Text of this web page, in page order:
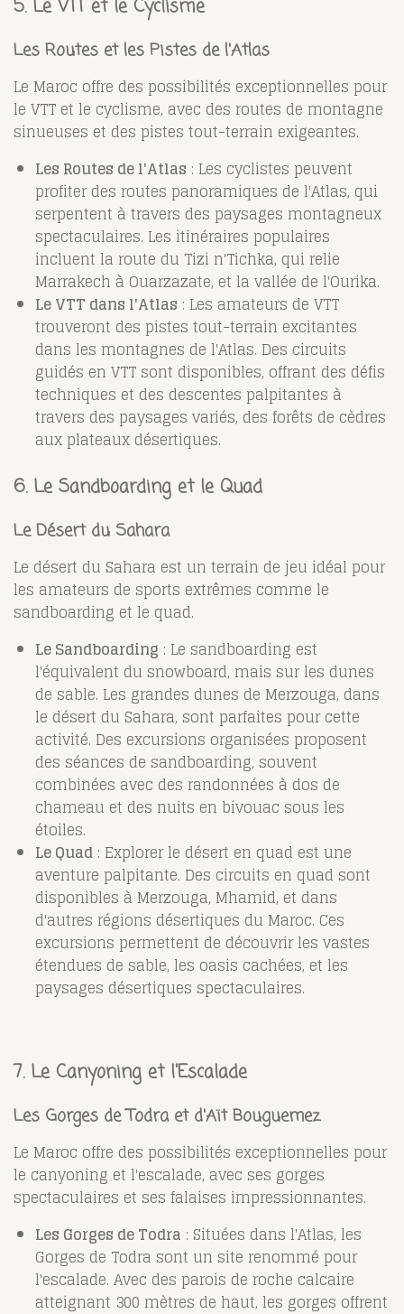
5. Le VTT et le Cyclisme
Les Routes et les Pistes de l'Atlas
Le Maroc offre des possibilités exceptionnelles pour
le VTT et le cyclisme, avec des routes de montagne
sinueuses et des pistes tout-terrain exigeantes.
Les Routes de l'Atlas : Les cyclistes peuvent
profiter des routes panoramiques de l'Atlas, qui
serpentent à travers des paysages montagneux
spectaculaires. Les itinéraires populaires
incluent la route du Tizi n'Tichka, qui relie
Marrakech à Ouarzazate, et la vallée de l'Ourika.
Le VTT dans l'Atlas : Les amateurs de VTT
trouveront des pistes tout-terrain excitantes
dans les montagnes de l'Atlas. Des circuits
guidés en VTT sont disponibles, offrant des défis
techniques et des descentes palpitantes à
travers des paysages variés, des forêts de cèdres
aux plateaux désertiques.
6. Le Sandboarding et le Quad
Le Désert du Sahara
Le désert du Sahara est un terrain de jeu idéal pour
les amateurs de sports extrêmes comme le
sandboarding et le quad.
Le Sandboarding : Le sandboarding est
l'équivalent du snowboard, mais sur les dunes
de sable. Les grandes dunes de Merzouga, dans
le désert du Sahara, sont parfaites pour cette
activité. Des excursions organisées proposent
des séances de sandboarding, souvent
combinées avec des randonnées à dos de
chameau et des nuits en bivouac sous les
étoiles.
Le Quad : Explorer le désert en quad est une
aventure palpitante. Des circuits en quad sont
disponibles à Merzouga, Mhamid, et dans
d'autres régions désertiques du Maroc. Ces
excursions permettent de découvrir les vastes
étendues de sable, les oasis cachées, et les
paysages désertiques spectaculaires.
7. Le Canyoning et l'Escalade
Les Gorges de Todra et d'Aït Bouguemez
Le Maroc offre des possibilités exceptionnelles pour
le canyoning et l'escalade, avec ses gorges
spectaculaires et ses falaises impressionnantes.
Les Gorges de Todra : Situées dans l'Atlas, les
Gorges de Todra sont un site renommé pour
l'escalade. Avec des parois de roche calcaire
atteignant 300 mètres de haut, les gorges offrent